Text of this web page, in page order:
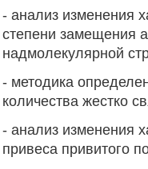
- анализ изменения
степени замещения
надмолекулярной
- методика
количества жестко
- анализ изменения
привеса привитого